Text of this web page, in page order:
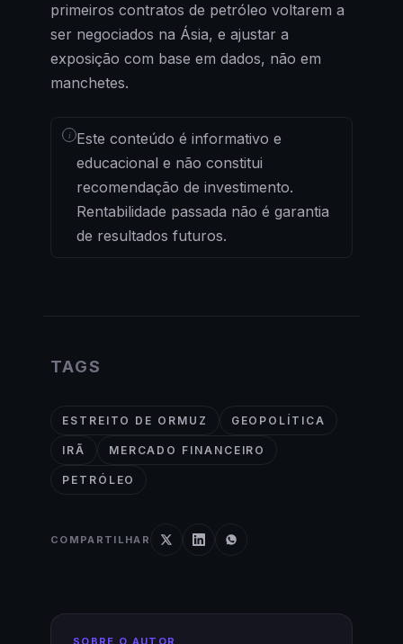
primeiros contratos de petróleo voltarem a
ser negociados na Ásia, e ajustar a
exposição com base em dados, não em
manchetes.
i Este conteúdo é informativo e
educacional e não constitui
recomendação de investimento.
Rentabilidade passada não é garantia
de resultados futuros.
TAGS
ESTREITO DE ORMUZ GEOPOLÍTICA
IRÃ MERCADO FINANCEIRO
PETRÓLEO
COMPARTILHAR
SOBRE O AUTOR